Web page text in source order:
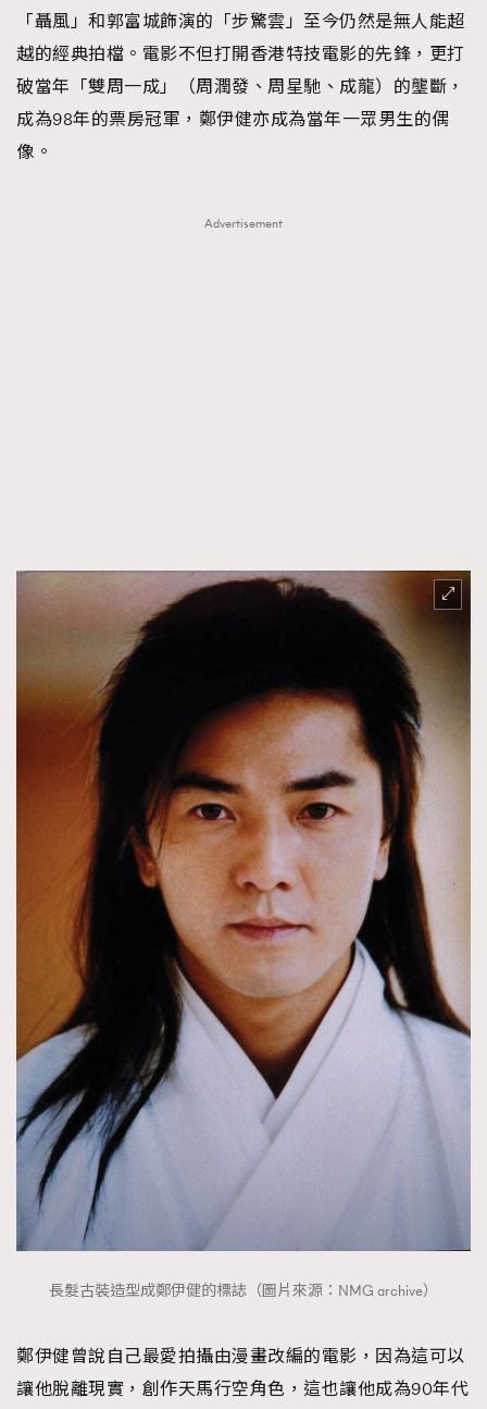
「聶風」和郭富城飾演的「步驚雲」至今仍然是無人能超
越的經典拍檔。電影不但打開香港特技電影的先鋒，更打
破當年「雙周一成」（周潤發、周星馳、成龍）的壟斷，
成為98年的票房冠軍，鄭伊健亦成為當年一眾男生的偶
像。
Advertisement
長髮古裝造型成鄭伊健的標誌（圖片來源：NMG archive）
鄭伊健曾說自己最愛拍攝由漫畫改編的電影，因為這可以
讓他脫離現實，創作天馬行空角色，這也讓他成為90年代